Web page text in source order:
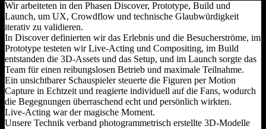
Wir arbeiteten in den Phasen Discover, Prototype, Build und
Launch, um UX, Crowdflow und technische Glaubwürdigkeit
iterativ zu validieren.
In Discover definierten wir das Erlebnis und die Besucherströme, im
Prototype testeten wir Live‑Acting und Compositing, im Build
entstanden die 3D‑Assets und das Setup, und im Launch sorgte das
Team für einen reibungslosen Betrieb und maximale Teilnahme.
Ein unsichtbarer Schauspieler steuerte die Figuren per Motion
Capture in Echtzeit und reagierte individuell auf die Fans, wodurch
die Begegnungen überraschend echt und persönlich wirkten.
Live‑Acting war der magische Moment.
Unsere Technik verband photogrammetrisch erstellte 3D‑Modelle